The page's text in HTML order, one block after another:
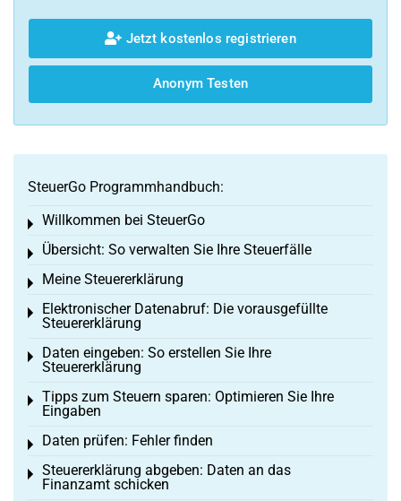
Jetzt kostenlos registrieren
Anonym Testen
SteuerGo Programmhandbuch:
Willkommen bei SteuerGo
Toggle menu
Übersicht: So verwalten Sie Ihre Steuerfälle
Toggle menu
Meine Steuererklärung
Toggle menu
Elektronischer Datenabruf: Die vorausgefüllte
Steuererklärung
Toggle menu
Daten eingeben: So erstellen Sie Ihre
Steuererklärung
Toggle menu
Tipps zum Steuern sparen: Optimieren Sie Ihre
Eingaben
Toggle menu
Daten prüfen: Fehler finden
Toggle menu
Steuererklärung abgeben: Daten an das
Finanzamt schicken
Toggle menu